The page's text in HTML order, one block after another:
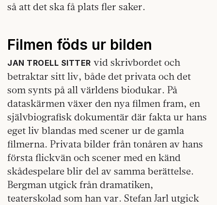
så att det ska få plats fler saker.
Filmen föds ur bilden
JAN TROELL SITTER vid skrivbordet och
betraktar sitt liv, både det privata och det
som synts på all världens biodukar. På
dataskärmen växer den nya filmen fram, en
självbiografisk dokumentär där fakta ur hans
eget liv blandas med scener ur de gamla
filmerna. Privata bilder från tonåren av hans
första flickvän och scener med en känd
skådespelare blir del av samma berättelse.
Bergman utgick från dramatiken,
teaterskolad som han var. Stefan Jarl utgick